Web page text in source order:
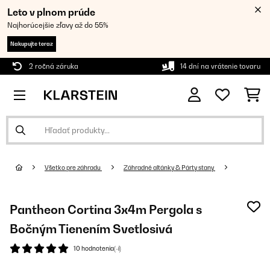
Leto v plnom prúde
Najhorúcejšie zľavy až do 55%
Nakupujte teraz
2 ročná záruka 14 dní na vrátenie tovaru
Všetko pre záhradu Záhradné altánky & Párty stany
Pantheon Cortina 3x4m Pergola s
Bočným Tienením Svetlosivá
10 hodnotenia(-í)